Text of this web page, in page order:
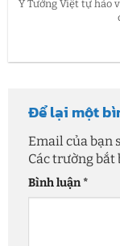
Ý Tưởng Việt tự hào
Để lại một
Email của bạn
Các trường bắt
Bình luận*